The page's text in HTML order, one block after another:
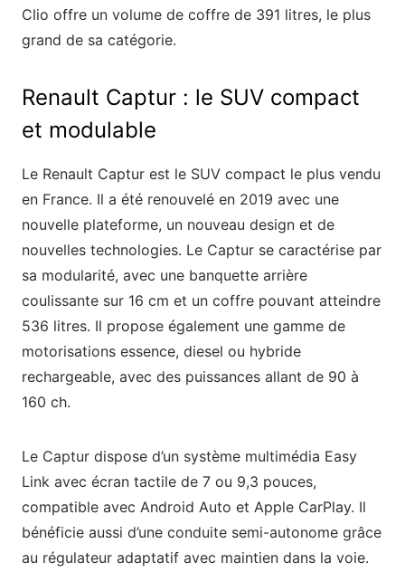
Clio offre un volume de coffre de 391 litres, le plus
grand de sa catégorie.
Renault Captur : le SUV compact
et modulable
Le Renault Captur est le SUV compact le plus vendu
en France. Il a été renouvelé en 2019 avec une
nouvelle plateforme, un nouveau design et de
nouvelles technologies. Le Captur se caractérise par
sa modularité, avec une banquette arrière
coulissante sur 16 cm et un coffre pouvant atteindre
536 litres. Il propose également une gamme de
motorisations essence, diesel ou hybride
rechargeable, avec des puissances allant de 90 à
160 ch.
Le Captur dispose d’un système multimédia Easy
Link avec écran tactile de 7 ou 9,3 pouces,
compatible avec Android Auto et Apple CarPlay. Il
bénéficie aussi d’une conduite semi-autonome grâce
au régulateur adaptatif avec maintien dans la voie.